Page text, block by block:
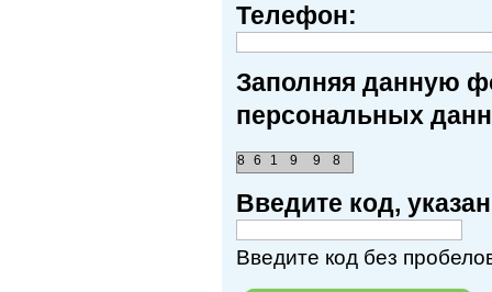
Телефон:
Заполняя данную
персональных
8 6 9
1 8
9
Введите код,
Введите код без